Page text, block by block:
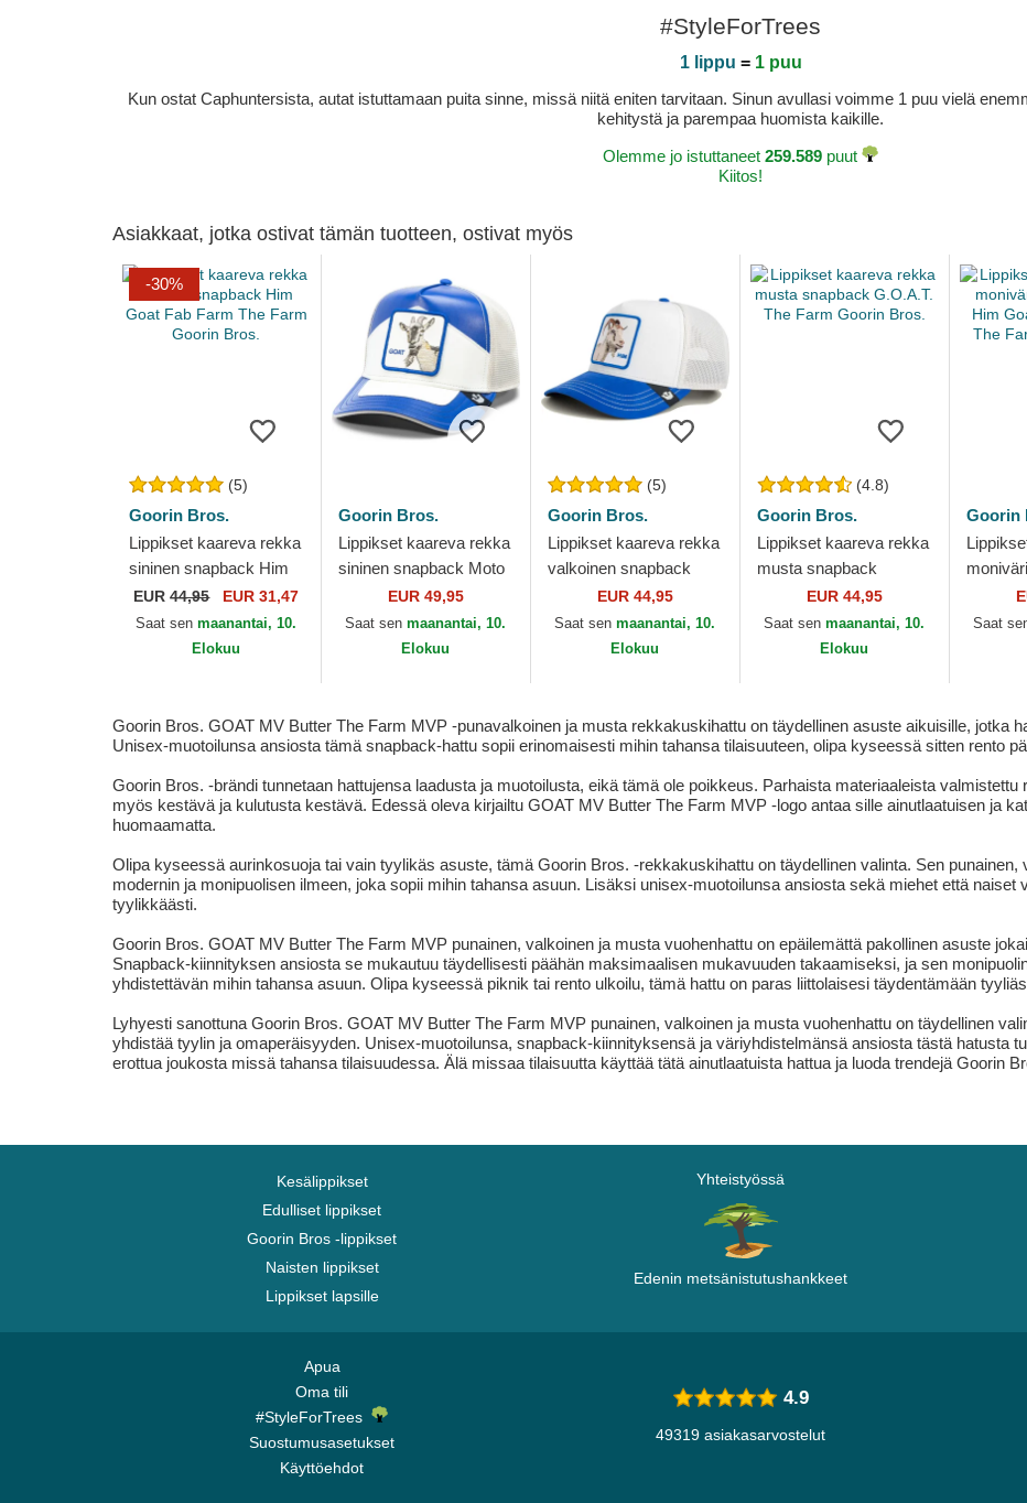
#StyleForTrees
1 lippu = 1 puu
Kun ostat Caphuntersista, autat istuttamaan puita sinne, missä niitä eniten tarvitaan. Sinun avullasi voimme 1 puu vielä
kehitystä ja parempaa huomista kaikille.
Olemme jo istuttaneet 259.589 puut
Kiitos!
Asiakkaat, jotka ostivat tämän tuotteen, ostivat myös
-30%
(5)
Goorin Bros.
Lippikset kaareva rekka
sininen snapback Him
Goat Fab Farm The
Farm Goorin Bros.
EUR44,95 EUR 31,47
Saat senmaanantai, 10.
Elokuu
Goorin Bros.
Lippikset kaareva rekka
sininen snapback Moto
Lamba Goat The Farm
Goorin Bros.
EUR 49,95
Saat senmaanantai, 10.
Elokuu
(5)
Goorin Bros.
Lippikset kaareva rekka
valkoinen snapback
Him Suede Goat Suede
Truckers The Farm
Goorin Bros.
EUR 44,95
Saat senmaanantai, 10.
Elokuu
(4.8)
Goorin Bros.
Lippikset kaareva rekka
musta snapback
G.O.A.T. The Farm
Goorin Bros.
EUR 44,95
Saat senmaanantai, 10.
Elokuu
Goorin
Him
The
Saat
Goorin Bros. GOAT MV Butter The Farm MVP -punavalkoinen ja musta rekkakuskihattu on täydellinen asuste aikuisille, jotka
Unisex-muotoilunsa ansiosta tämä snapback-hattu sopii erinomaisesti mihin tahansa tilaisuuteen, olipa kyseessä sitten rento
Goorin Bros. -brändi tunnetaan hattujensa laadusta ja muotoilusta, eikä tämä ole poikkeus. Parhaista materiaaleista
myös kestävä ja kulutusta kestävä. Edessä oleva kirjailtu GOAT MV Butter The Farm MVP -logo antaa sille ainutlaatuisen ja
huomaamatta.
Olipa kyseessä aurinkosuoja tai vain tyylikäs asuste, tämä Goorin Bros. -rekkakuskihattu on täydellinen valinta. Sen
modernin ja monipuolisen ilmeen, joka sopii mihin tahansa asuun. Lisäksi unisex-muotoilunsa ansiosta sekä miehet että
tyylikkäästi.
Goorin Bros. GOAT MV Butter The Farm MVP punainen, valkoinen ja musta vuohenhattu on epäilemättä pakollinen asuste
Snapback-kiinnityksen ansiosta se mukautuu täydellisesti päähän maksimaalisen mukavuuden takaamiseksi, ja sen
yhdistettävän mihin tahansa asuun. Olipa kyseessä piknik tai rento ulkoilu, tämä hattu on paras liittolaisesi täydentämään
Lyhyesti sanottuna Goorin Bros. GOAT MV Butter The Farm MVP punainen, valkoinen ja musta vuohenhattu on täydellinen
yhdistää tyylin ja omaperäisyyden. Unisex-muotoilunsa, snapback-kiinnityksensä ja väriyhdistelmänsä ansiosta tästä hatusta
erottua joukosta missä tahansa tilaisuudessa. Älä missaa tilaisuutta käyttää tätä ainutlaatuista hattua ja luoda trendejä Goorin
Kesälippikset
Edulliset lippikset
Goorin Bros -lippikset
Naisten lippikset
Lippikset lapsille
Yhteistyössä
Edenin metsänistutushankkeet
Apua
Oma tili
#StyleForTrees
Suostumusasetukset
Käyttöehdot
4.9
49319 asiakasarvostelut